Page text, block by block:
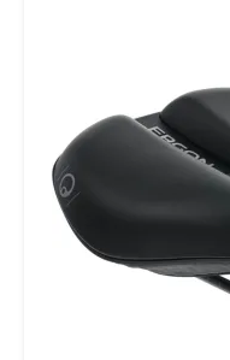
Duitsland. Ideaal
toertochten.
dragen meestal
maar gewone
zitten over het
luchtdoorlatend
in het zadel en
houding. De
duidelijk meer